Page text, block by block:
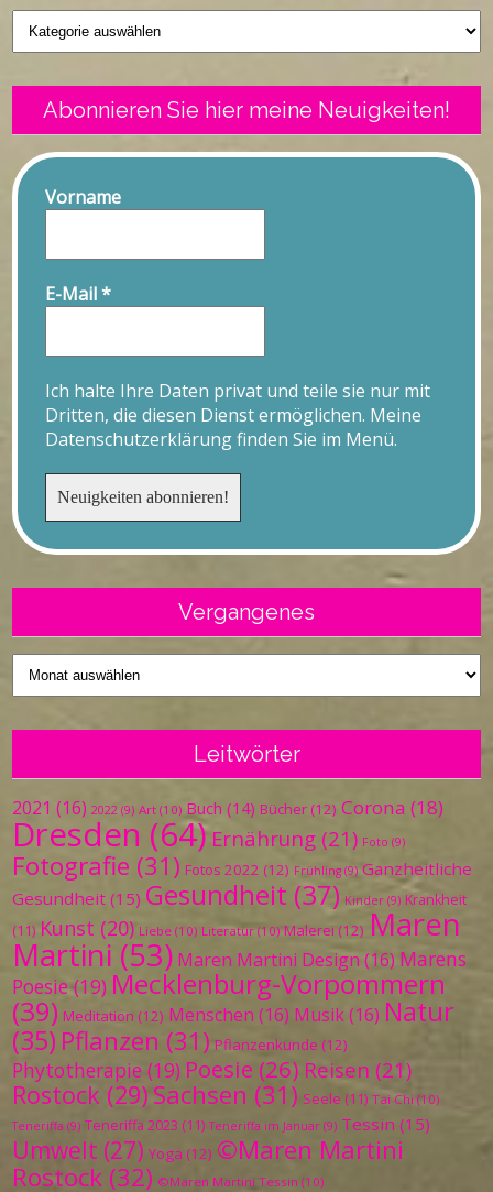
Geschriebenes
Abonnieren Sie hier meine Neuigkeiten!
Vorname
E-Mail*
Ich halte Ihre Daten privat und teile sie nur mit
Dritten, die diesen Dienst ermöglichen. Meine
Datenschutzerklärung finden Sie im Menü.
Vergangenes
Vergangenes
Leitwörter
2021 (16) 2022 (9) Art (10) Buch (14) Bücher (12) Corona (18)
Dresden (64) Ernährung (21) Foto (9)
Fotografie (31) Fotos 2022 (12) Frühling (9) Ganzheitliche
Gesundheit (15) Gesundheit (37) Kinder (9) Krankheit
(11) Kunst (20) Liebe (10) Literatur (10) Malerei (12) Maren
Martini (53) Maren Martini Design (16) Marens
Poesie(19) Mecklenburg-Vorpommern
(39) Meditation (12) Menschen (16) Musik(16) Natur
(35) Pflanzen (31) Pflanzenkunde (12)
Phytotherapie (19) Poesie (26) Reisen (21)
Rostock (29) Sachsen (31) Seele (11) Tai Chi (10)
Teneriffa (9) Teneriffa 2023 (11) Teneriffa im Januar (9) Tessin (15)
Umwelt (27) Yoga (12) ©Maren Martini
Rostock (32) ©Maren Martini Tessin (10)